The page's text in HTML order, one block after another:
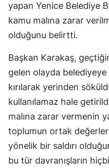
yapan Yenice Belediye
kamu malına zarar
olduğunu belirtti.
Başkan Karakaş,
gelen olayda
kırılarak yerinden
kullanılamaz hale
malına zarar vermenin
toplumun ortak
yönelik bir saldırı
bu tür davranışların